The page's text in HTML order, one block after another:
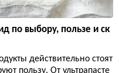
по выбору, пользе и ск
действительно стоят
пользу. От ультрапасте